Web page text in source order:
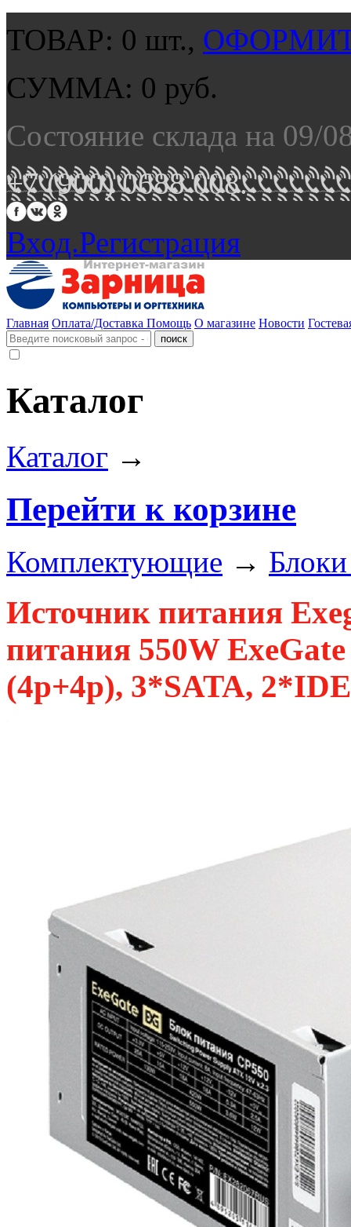
ТОВАР: 0 шт.,
СУММА: 0 руб.
Состояние склада на 09/
+7 (900) 0688 008.
Вход.Регистрация
Главная Оплата/Доставка Помощь О магазине Новости
Каталог
Каталог →
Перейти к корзине
Комплектующие →
Источник питания
питания 550W
(4p+4p), 3*SATA,